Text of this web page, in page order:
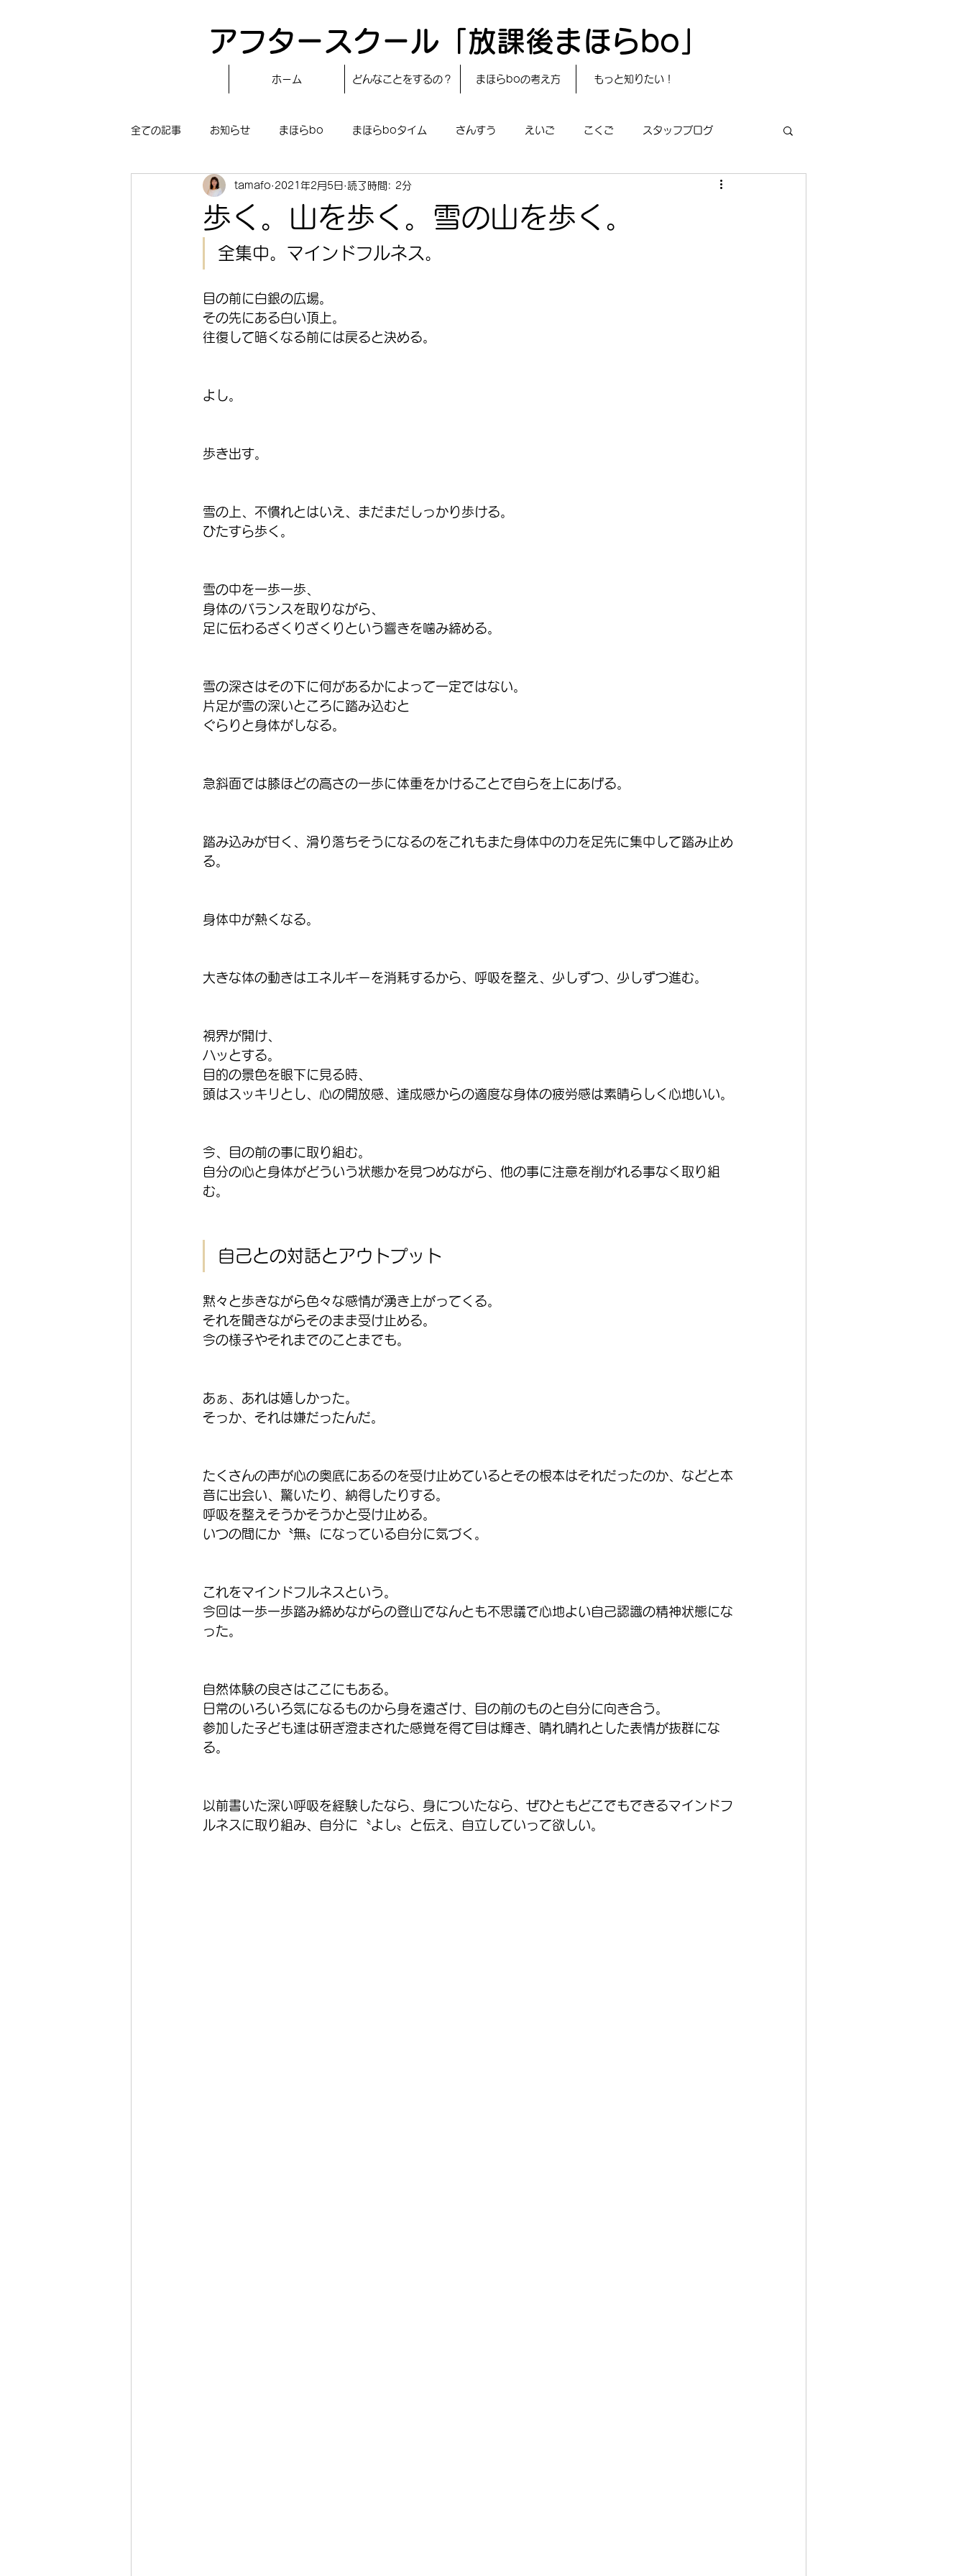
アフタースクール「放課後まほらbo」
ホーム どんなことをするの？ まほらboの考え方 もっと知りたい！
全ての記事 お知らせ まほらbo まほらboタイム さんすう えいご こくご スタッフブログ
〝自分で作る〟もぐもぐタイム レシピ 24節気
まほらboの学習／仕事 まほらboのあそび まほらboの催し／行事
冒険まほらbo
歩く。山を歩く。雪の山を歩く。
tamafo 2021年2月5日 読了時間: 2分
全集中。マインドフルネス。
目の前に白銀の広場。
その先にある白い頂上。
往復して暗くなる前には戻ると決める。
よし。
歩き出す。
雪の上、不慣れとはいえ、まだまだしっかり歩ける。
ひたすら歩く。
雪の中を一歩一歩、
身体のバランスを取りながら、
足に伝わるざくりざくりという響きを噛み締める。
雪の深さはその下に何があるかによって一定ではない。
片足が雪の深いところに踏み込むと
ぐらりと身体がしなる。
急斜面では膝ほどの高さの一歩に体重をかけることで自らを上にあげる。
踏み込みが甘く、滑り落ちそうになるのをこれもまた身体中の力を足先に集中して踏み止め
る。
身体中が熱くなる。
大きな体の動きはエネルギーを消耗するから、呼吸を整え、少しずつ、少しずつ進む。
視界が開け、
ハッとする。
目的の景色を眼下に見る時、
頭はスッキリとし、心の開放感、達成感からの適度な身体の疲労感は素晴らしく心地いい。
今、目の前の事に取り組む。
自分の心と身体がどういう状態かを見つめながら、他の事に注意を削がれる事なく取り組
む。
自己との対話とアウトプット
黙々と歩きながら色々な感情が湧き上がってくる。
それを聞きながらそのまま受け止める。
今の様子やそれまでのことまでも。
あぁ、あれは嬉しかった。
そっか、それは嫌だったんだ。
たくさんの声が心の奥底にあるのを受け止めているとその根本はそれだったのか、などと本
音に出会い、驚いたり、納得したりする。
呼吸を整えそうかそうかと受け止める。
いつの間にか〝無〟になっている自分に気づく。
これをマインドフルネスという。
今回は一歩一歩踏み締めながらの登山でなんとも不思議で心地よい自己認識の精神状態にな
った。
自然体験の良さはここにもある。
日常のいろいろ気になるものから身を遠ざけ、目の前のものと自分に向き合う。
参加した子ども達は研ぎ澄まされた感覚を得て目は輝き、晴れ晴れとした表情が抜群にな
る。
以前書いた深い呼吸を経験したなら、身についたなら、ぜひともどこでもできるマインドフ
ルネスに取り組み、自分に〝よし〟と伝え、自立していって欲しい。